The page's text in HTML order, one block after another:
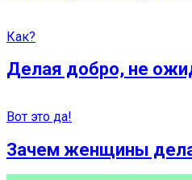
Как?
Делая добро, не
Вот это да!
Зачем женщины